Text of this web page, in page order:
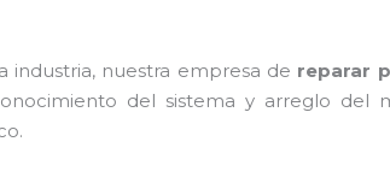
industria, nuestra empresa de reparar
del sistema y arreglo del